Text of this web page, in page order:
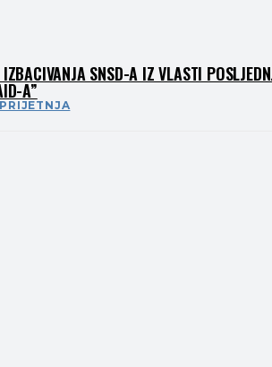
SNSD-A IZ VLASTI
A”